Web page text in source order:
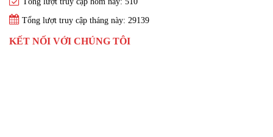
Tổng lượt truy cập tháng này: 29139
KẾT NỐI VỚI CHÚNG TÔI